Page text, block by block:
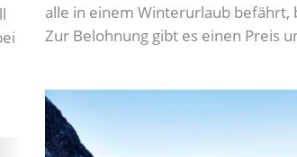
alle in einem Winterurlaub befährt,
Zur Belohnung gibt es einen Preis